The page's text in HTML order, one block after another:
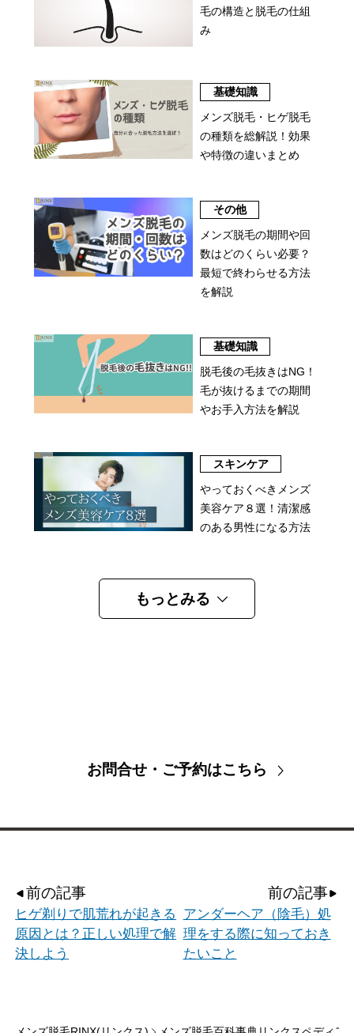
毛の構造と脱毛の仕組
み
基礎知識
メンズ脱毛・ヒゲ脱毛
の種類を総解説！効果
や特徴の違いまとめ
その他
メンズ脱毛の期間や回
数はどのくらい必要？
最短で終わらせる方法
を解説
基礎知識
脱毛後の毛抜きはNG！
毛が抜けるまでの期間
やお手入方法を解説
スキンケア
やっておくべきメンズ
美容ケア８選！清潔感
のある男性になる方法
もっとみる
お問合せ・ご予約はこちら
前の記事
ヒゲ剃りで肌荒れが起きる
原因とは？正しい処理で解
決しよう
前の記事
アンダーヘア（陰毛）処
理をする際に知っておき
たいこと